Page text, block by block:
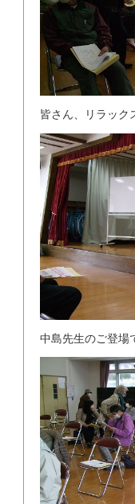
皆さん、リラック
中島先生のご登場